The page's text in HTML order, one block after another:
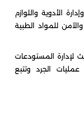
الأدوية واللوازم
للمواد الطبية
لإدارة المستودعات
الجرد وتتبع